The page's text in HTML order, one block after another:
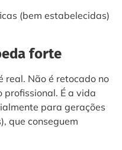
(bem estabelecidas)
forte
real. Não é retocado no
profissional. É a vida
para gerações
que conseguem